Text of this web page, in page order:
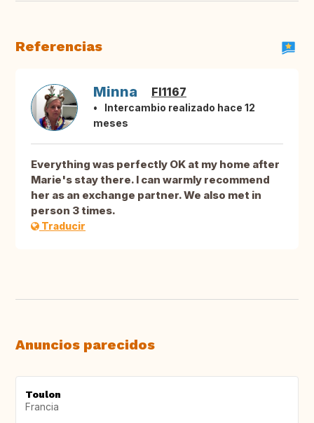
Referencias
Minna FI1167
Intercambio realizado hace 12
meses
Everything was perfectly OK at my home after
Marie's stay there. I can warmly recommend
her as an exchange partner. We also met in
person 3 times.
Traducir
Anuncios parecidos
Toulon
Francia